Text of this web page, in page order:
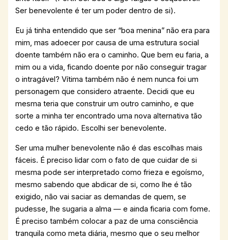
Ser benevolente é ter um poder dentro de si).
Eu já tinha entendido que ser “boa menina” não era para
mim, mas adoecer por causa de uma estrutura social
doente também não era o caminho. Que bem eu faria, a
mim ou a vida, ficando doente por não conseguir tragar
o intragável? Vítima também não é nem nunca foi um
personagem que considero atraente. Decidi que eu
mesma teria que construir um outro caminho, e que
sorte a minha ter encontrado uma nova alternativa tão
cedo e tão rápido. Escolhi ser benevolente.
Ser uma mulher benevolente não é das escolhas mais
fáceis. É preciso lidar com o fato de que cuidar de si
mesma pode ser interpretado como frieza e egoísmo,
mesmo sabendo que abdicar de si, como lhe é tão
exigido, não vai saciar as demandas de quem, se
pudesse, lhe sugaria a alma — e ainda ficaria com fome.
É preciso também colocar a paz de uma consciência
tranquila como meta diária, mesmo que o seu melhor